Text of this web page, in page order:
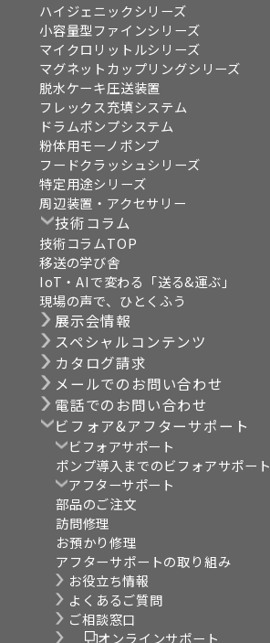
ハイジェニックシリーズ
小容量型ファインシリーズ
マイクロリットルシリーズ
マグネットカップリングシリーズ
脱水ケーキ圧送装置
フレックス充填システム
ドラムポンプシステム
粉体用モーノポンプ
フードクラッシュシリーズ
特定用途シリーズ
周辺装置・アクセサリー
技術コラム
技術コラムTOP
移送の学び舎
IoT・AIで変わる「送る&運ぶ」
現場の声で、ひとくふう
展示会情報
スペシャルコンテンツ
カタログ請求
メールでのお問い合わせ
電話でのお問い合わせ
ビフォア&アフターサポート
ビフォアサポート
ポンプ導入までのビフォアサポート
アフターサポート
部品のご注文
訪問修理
お預かり修理
アフターサポートの取り組み
お役立ち情報
よくあるご質問
ご相談窓口
オンラインサポート